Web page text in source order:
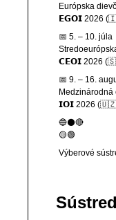
Európska
𝗘𝗚𝗢𝗜 2026
📅 5. – 10. júla
𝗖𝗘𝗢𝗜 2026
📅 9. – 16.
Medzinárodná
𝗜𝗢𝗜 2026 (🇺🇿
🔵⚫🔴
🟡🟢
Výberové